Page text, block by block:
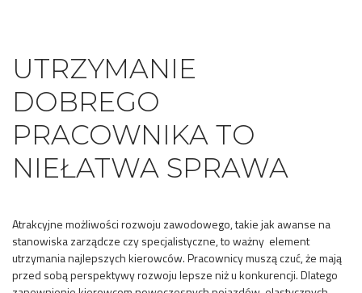
UTRZYMANIE
DOBREGO
PRACOWNIKA TO
NIEŁATWA SPRAWA
Atrakcyjne możliwości rozwoju zawodowego, takie jak awanse na
stanowiska zarządcze czy specjalistyczne, to ważny element
utrzymania najlepszych kierowców. Pracownicy muszą czuć, że mają
przed sobą perspektywy rozwoju lepsze niż u konkurencji. Dlatego